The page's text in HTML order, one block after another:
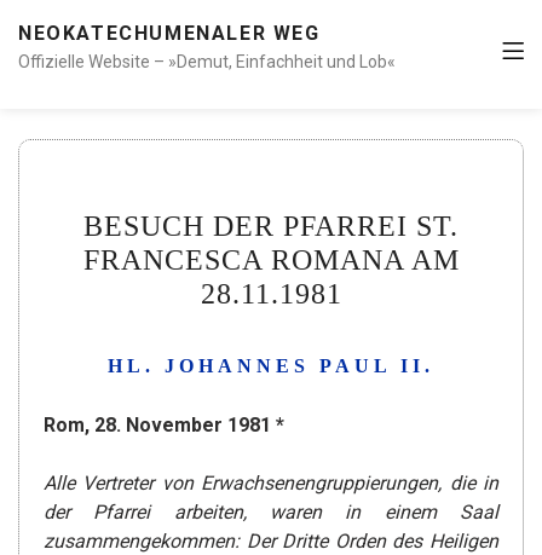
NEOKATECHUMENALER WEG
Offizielle Website – »Demut, Einfachheit und Lob«
BESUCH DER PFARREI ST.
FRANCESCA ROMANA AM
28.11.1981
HL. JOHANNES PAUL II.
Rom, 28. November 1981 *
Alle Vertreter von Erwachsenengruppierungen, die in
der Pfarrei arbeiten, waren in einem Saal
zusammengekommen: Der Dritte Orden des Heiligen